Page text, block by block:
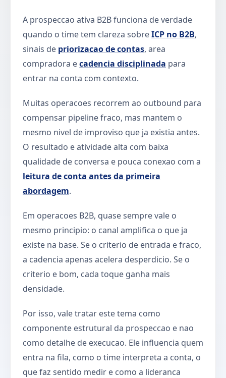
A prospeccao ativa B2B funciona de verdade
quando o time tem clareza sobreICP no B2B,
sinais de priorizacao de contas, area
compradora ecadencia disciplinada para
entrar na conta com contexto.
Muitas operacoes recorrem ao outbound para
compensar pipeline fraco, mas mantem o
mesmo nivel de improviso que ja existia antes.
O resultado e atividade alta com baixa
qualidade de conversa e pouca conexao com a
leitura de conta antes da primeira
abordagem.
Em operacoes B2B, quase sempre vale o
mesmo principio: o canal amplifica o que ja
existe na base. Se o criterio de entrada e fraco,
a cadencia apenas acelera desperdicio. Se o
criterio e bom, cada toque ganha mais
densidade.
Por isso, vale tratar este tema como
componente estrutural da prospeccao e nao
como detalhe de execucao. Ele influencia quem
entra na fila, como o time interpreta a conta, o
que faz sentido medir e como a lideranca